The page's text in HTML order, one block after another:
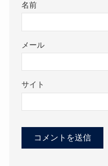
名前
メール
サイト